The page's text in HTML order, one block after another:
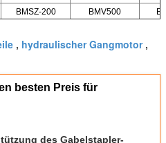
BMSZ-200 BMV500
, hydraulischer Gangmotor,
besten Preis für
des Gabelstapler-